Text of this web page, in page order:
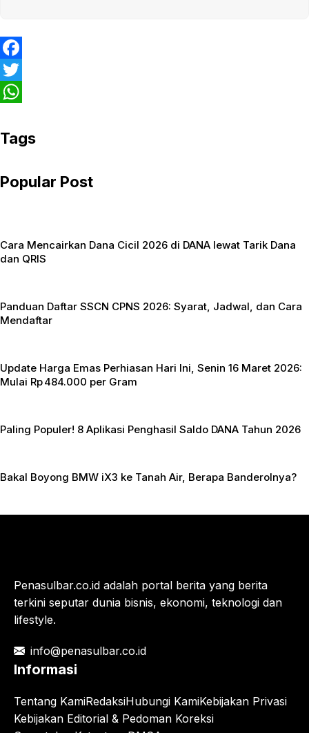
F
a
e
o
T
i
t
h
t
p
Tags
Popular Post
Cara Mencairkan Dana Cicil 2026 di DANA lewat Tarik Dana
dan QRIS
Panduan Daftar SSCN CPNS 2026: Syarat, Jadwal, dan Cara
Mendaftar
Update Harga Emas Perhiasan Hari Ini, Senin 16 Maret 2026:
Mulai Rp 484.000 per Gram
Paling Populer! 8 Aplikasi Penghasil Saldo DANA Tahun 2026
Bakal Boyong BMW iX3 ke Tanah Air, Berapa Banderolnya?
Penasulbar.co.id adalah portal berita yang berita
terkini seputar dunia bisnis, ekonomi, teknologi dan
lifestyle.
info@penasulbar.co.id
Informasi
Tentang KamiRedaksiHubungi KamiKebijakan Privasi
Kebijakan Editorial & Pedoman Koreksi